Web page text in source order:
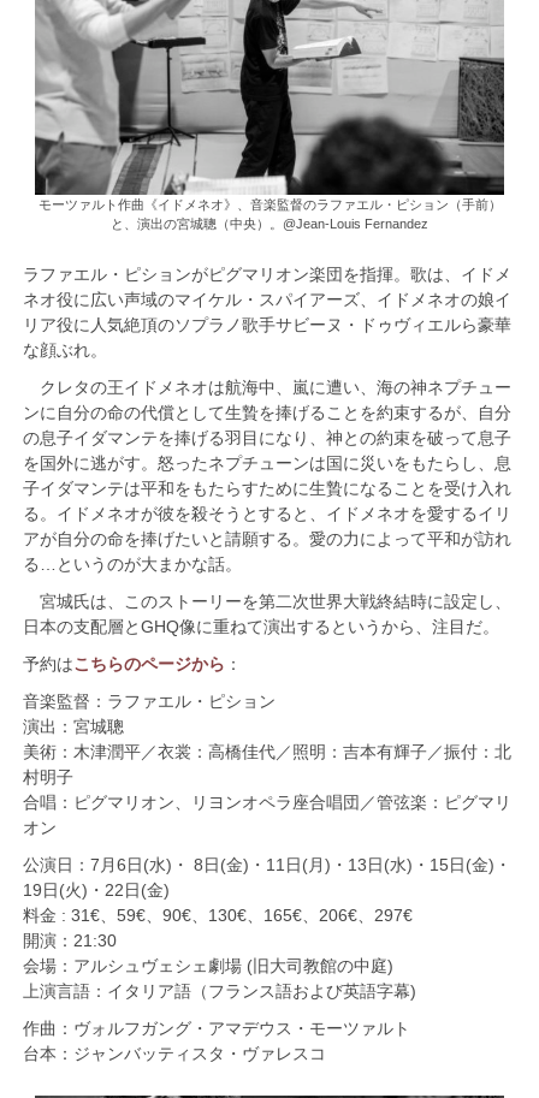
モーツァルト作曲《イドメネオ》、音楽監督のラファエル・ピション（手前）
と、演出の宮城聰（中央）。@Jean-Louis Fernandez
ラファエル・ピションがピグマリオン楽団を指揮。歌は、イドメ
ネオ役に広い声域のマイケル・スパイアーズ、イドメネオの娘イ
リア役に人気絶頂のソプラノ歌手サビーヌ・ドゥヴィエルら豪華
な顔ぶれ。
クレタの王イドメネオは航海中、嵐に遭い、海の神ネプチュー
ンに自分の命の代償として生贄を捧げることを約束するが、自分
の息子イダマンテを捧げる羽目になり、神との約束を破って息子
を国外に逃がす。怒ったネプチューンは国に災いをもたらし、息
子イダマンテは平和をもたらすために生贄になることを受け入れ
る。イドメネオが彼を殺そうとすると、イドメネオを愛するイリ
アが自分の命を捧げたいと請願する。愛の力によって平和が訪れ
る…というのが大まかな話。
宮城氏は、このストーリーを第二次世界大戦終結時に設定し、
日本の支配層とGHQ像に重ねて演出するというから、注目だ。
予約はこちらのページから ：
音楽監督：ラファエル・ピション
演出：宮城聰
美術：木津潤平／衣裳：高橋佳代／照明：吉本有輝子／振付：北
村明子
合唱：ピグマリオン、リヨンオペラ座合唱団／管弦楽：ピグマリ
オン
公演日：7月6日(水)・ 8日(金)・11日(月)・13日(水)・15日(金)・
19日(火)・22日(金)
料金 : 31€、59€、90€、130€、165€、206€、297€
開演：21:30
会場：アルシュヴェシェ劇場 (旧大司教館の中庭)
上演言語：イタリア語（フランス語および英語字幕)
作曲：ヴォルフガング・アマデウス・モーツァルト
台本：ジャンバッティスタ・ヴァレスコ